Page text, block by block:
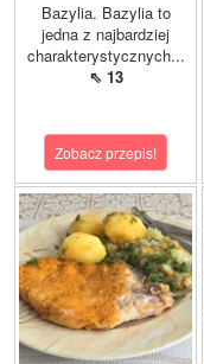
Bazylia. Bazylia to
jedna z najbardziej
charakterystycznych...
⇖ 13
Zobacz przepis!